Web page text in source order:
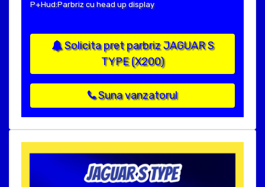
P+Hud:Parbriz cu head up display
Solicita pret parbriz JAGUAR S
TYPE (X200)
Suna vanzatorul